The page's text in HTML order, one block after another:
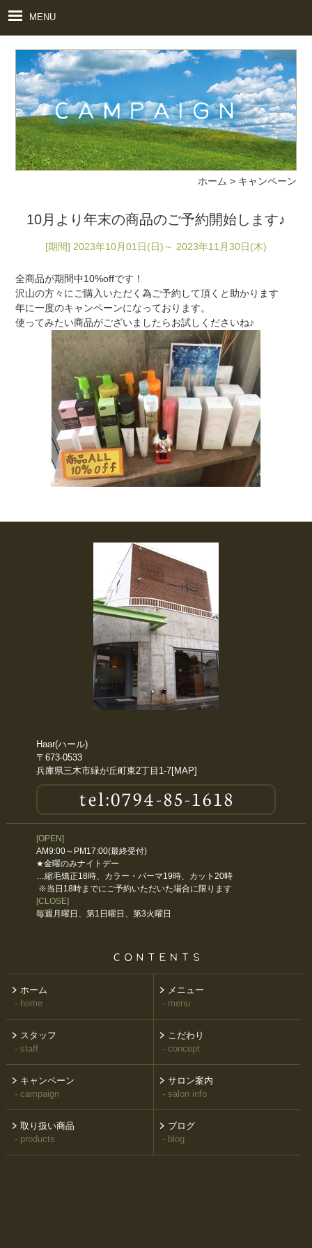
MENU
ホーム > キャンペーン
10月より年末の商品のご予約開始します♪
[期間] 2023年10月01日(日)～ 2023年11月30日(木)
全商品が期間中10%offです！
沢山の方々にご購入いただく為ご予約して頂くと助かります
年に一度のキャンペーンになっております。
使ってみたい商品がございましたらお試しくださいね♪
Haar(ハール)
〒673-0533
兵庫県三木市緑が丘町東2丁目1-7[MAP]
[OPEN]
AM9:00～PM17:00(最終受付)
★金曜のみナイトデー
…縮毛矯正18時、カラー・パーマ19時、カット20時
※当日18時までにご予約いただいた場合に限ります
[CLOSE]
毎週月曜日、第1日曜日、第3火曜日
ホーム
- home
メニュー
- menu
スタッフ
- staff
こだわり
- concept
キャンペーン
- campaign
サロン案内
- salon info
取り扱い商品
- products
ブログ
- blog